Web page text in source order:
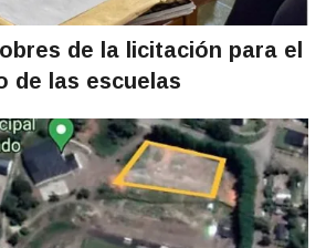
de la licitación para el
de las escuelas